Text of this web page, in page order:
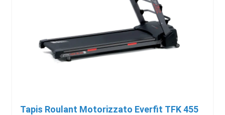
Tapis Roulant Motorizzato Everfit TFK 455